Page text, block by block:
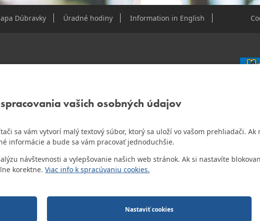
vašich osobných údajov
sa vám vytvorí malý textový súbor, ktorý sa uloží vo vašom prehliadači.
informácie a bude sa vám pracovať jednoduchšie.
návštevnosti a vylepšovanie našich web stránok. Ak si nastavíte
korektne. Viac info k spracúvaniu cookies.
Dúbravky Úradné hodiny Information in English
o najlepšiu internetovú stránku samospráv za
IČ
Číslo